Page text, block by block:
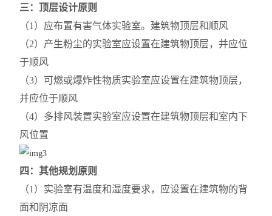
三：顶层设计原则
（1）应布置有害气体实验室。建筑物顶层和顺风
（2）产生粉尘的实验室应设置在建筑物顶层，并应位
于顺风
（3）可燃或爆炸性物质实验室应设置在建筑物顶层，
并应位于顺风
（4）多排风装置实验室应设置在建筑物顶层和室内下
风位置
四：其他规划原则
（1）实验室有温度和湿度要求，应设置在建筑物的背
面和阴凉面